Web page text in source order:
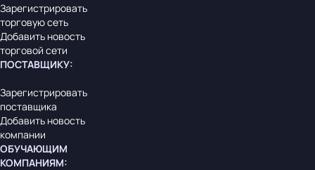
Зарегистрировать
торговую сеть
Добавить новость
торговой сети
ПОСТАВЩИКУ:
Зарегистрировать
поставщика
Добавить новость
компании
ОБУЧАЮЩИМ
КОМПАНИЯМ: